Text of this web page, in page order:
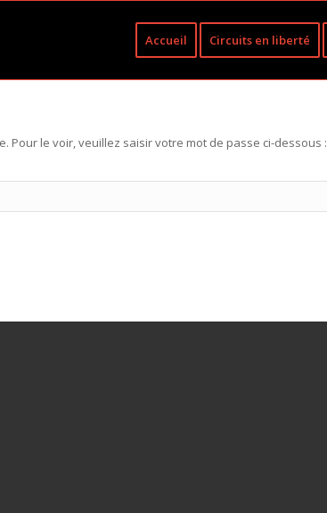
Accueil Circuits en liberté
Pour le voir, veuillez saisir votre mot de passe ci-dessous :